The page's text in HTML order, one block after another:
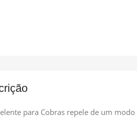
para Cobras repele de um